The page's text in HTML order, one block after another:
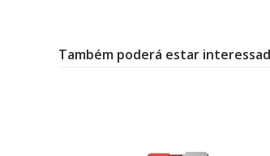
Também poderá estar